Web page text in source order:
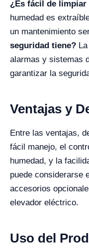
¿Es fácil de limpiar
humedad es
un mantenimiento
seguridad tiene?
alarmas y sistemas
garantizar la
Ventajas y
Entre las ventajas,
fácil manejo, el
humedad, y la
puede considerarse
accesorios
elevador eléctrico.
Uso del